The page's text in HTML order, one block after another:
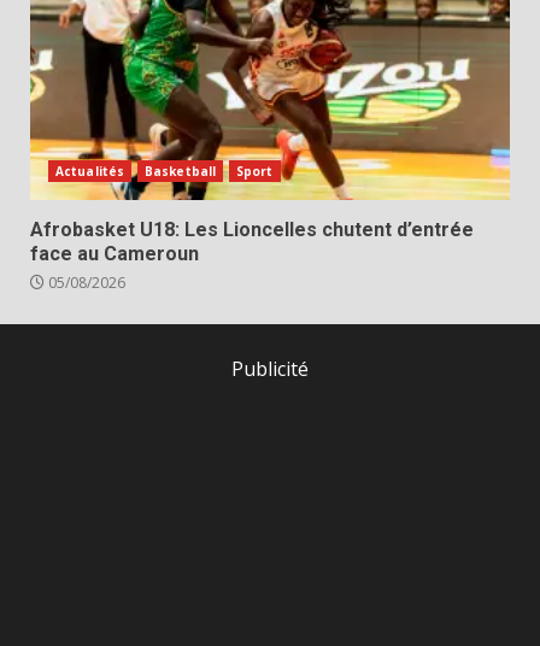
Actualités Basketball Sport
Afrobasket U18: Les Lioncelles chutent d’entrée
face au Cameroun
05/08/2026
Publicité